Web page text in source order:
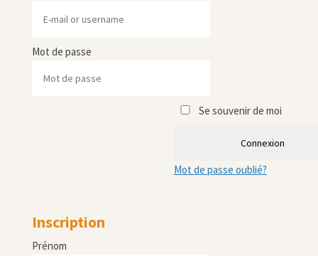
Mot de passe
Se souvenir de moi
Connexion
Mot de passe oublié?
Inscription
Prénom